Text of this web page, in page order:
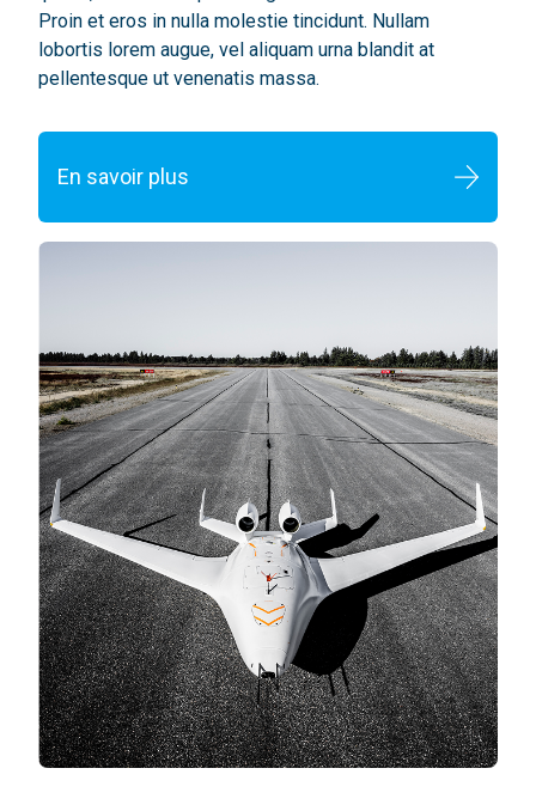
Proin et eros in nulla molestie tincidunt. Nullam
lobortis lorem augue, vel aliquam urna blandit at
pellentesque ut venenatis massa.
En savoir plus